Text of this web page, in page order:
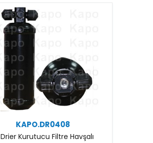
KAPO.DR0408
Drier Kurutucu Filtre Havşalı